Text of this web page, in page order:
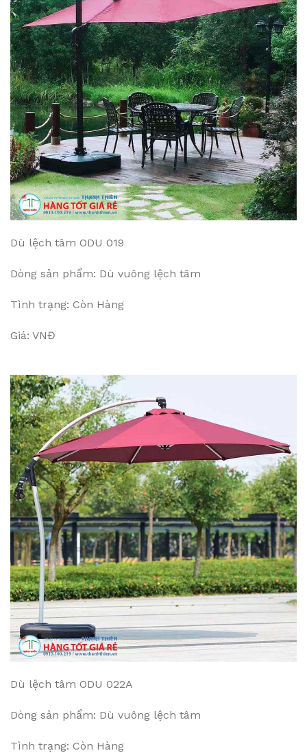
Dù lệch tâm ODU 019
Dòng sản phẩm: Dù vuông lệch tâm
Tình trạng: Còn Hàng
Giá: VNĐ
Dù lệch tâm ODU 022A
Dòng sản phẩm: Dù vuông lệch tâm
Tình trạng: Còn Hàng